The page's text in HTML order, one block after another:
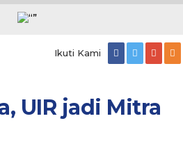
Ikuti Kami
UIR jadi Mitra